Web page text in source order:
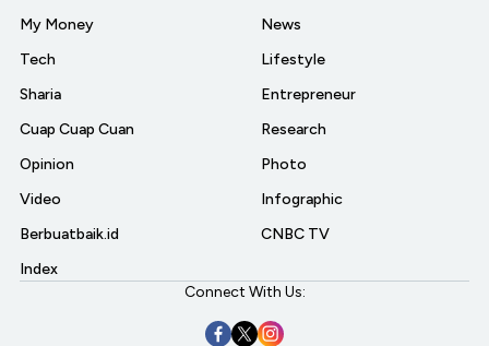
My Money
Tech
Sharia
Cuap Cuap Cuan
Opinion
Video
Berbuatbaik.id
Index
News
Lifestyle
Entrepreneur
Research
Photo
Infographic
CNBC TV
Connect With Us: